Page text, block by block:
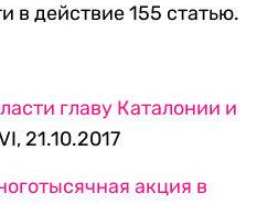
в действие 155 статью.
главу Каталонии и
21.10.2017
акция в